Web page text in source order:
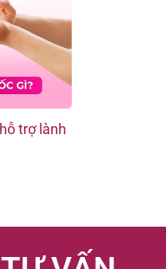
trợ lành